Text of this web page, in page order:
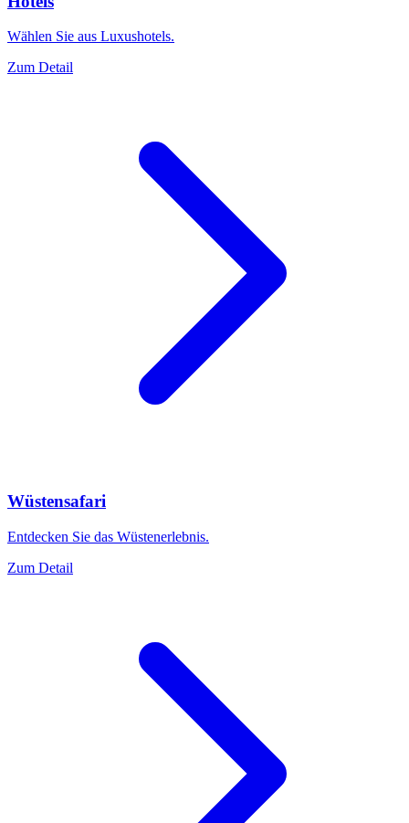
Wählen Sie aus Luxushotels.
Zum Detail
Wüstensafari
Entdecken Sie das Wüstenerlebnis.
Zum Detail